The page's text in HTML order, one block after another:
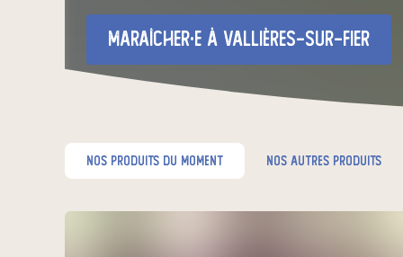
maraîcher·e à Vallières-sur-Fier
nos produits du moment nos autres produits